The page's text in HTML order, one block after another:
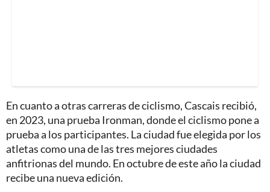
En cuanto a otras carreras de ciclismo, Cascais recibió,
en 2023, una prueba Ironman, donde el ciclismo pone a
prueba a los participantes. La ciudad fue elegida por los
atletas como una de las tres mejores ciudades
anfitrionas del mundo. En octubre de este año la ciudad
recibe una nueva edición.